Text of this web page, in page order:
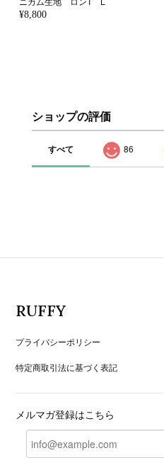
¥8,800
ショップの評価
すべて 86
RUFFY
プライバシーポリシー
特定商取引法に基づく表記
メルマガ登録はこちら